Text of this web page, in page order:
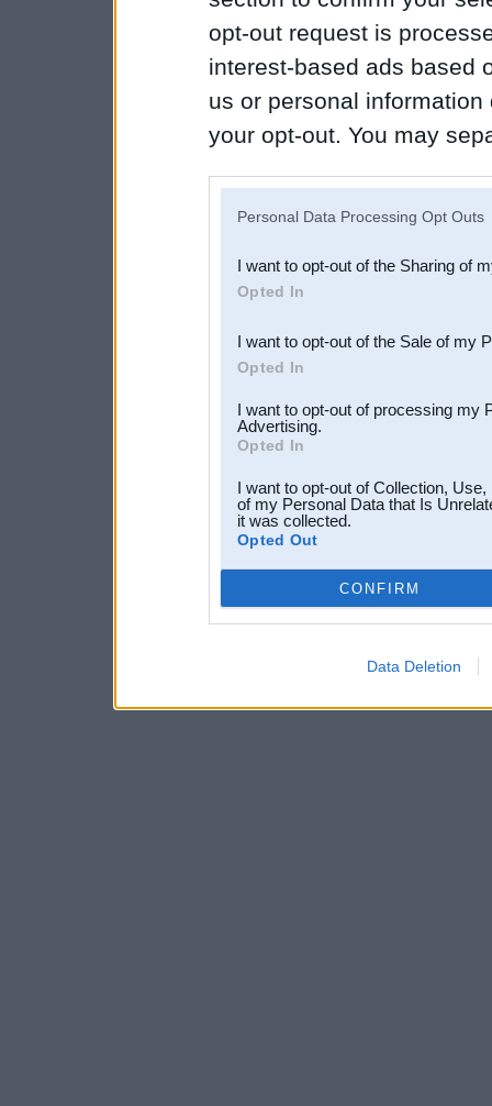
opt-out request is
interest-based ads based
us or personal
your opt-out. You may
Downstream Participants
third parties.
Personal Data Processing Opt Outs
I want to opt-out of the Sharing of
Opted In
I want to opt-out of the Sale of my
Opted In
I want to opt-out of processing my
Advertising.
Opted In
I want to opt-out of Collection,
of my Personal Data that Is
it was collected.
Opted Out
CONFIRM
Data Deletion